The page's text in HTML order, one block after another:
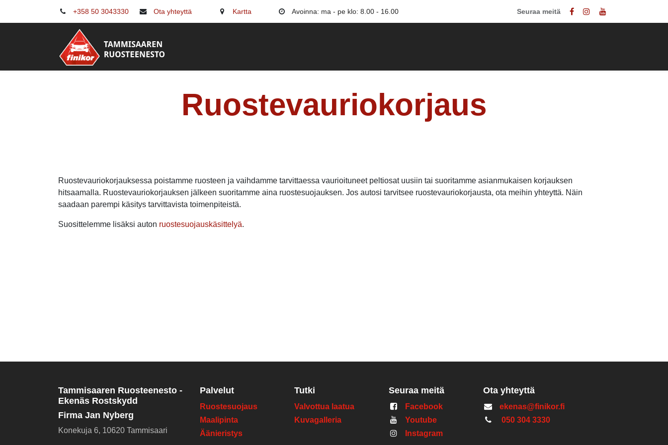
+358 50 3043330 Ota yhteyttä Kartta Avoinna: ma - pe klo: 8.00 - 16.00 Seuraa meitä
Ruostevauriokorjaus
Ruostevauriokorjauksessa poistamme ruosteen ja vaihdamme tarvittaessa vaurioituneet peltiosat uusiin tai suoritamme asianmukaisen korjauksen
hitsaamalla. Ruostevauriokorjauksen jälkeen suoritamme aina ruostesuojauksen. Jos autosi tarvitsee ruostevauriokorjausta, ota meihin yhteyttä. Näin
saadaan parempi käsitys tarvittavista toimenpiteistä.
Suosittelemme lisäksi auton ruostesuojauskäsittelyä.
Tammisaaren Ruosteenesto -
Ekenäs Rostskydd
Firma Jan Nyberg
Konekuja 6, 10620 Tammisaari
Palvelut
Ruostesuojaus
Maalipinta
Äänieristys
Tutki
Valvottua laatua
Kuvagalleria
Seuraa meitä
Facebook
Youtube
Instagram
Ota yhteyttä
ekenas@finikor.fi
050 304 3330